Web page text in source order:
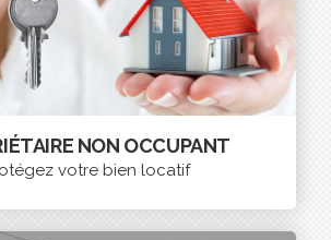
NON OCCUPANT
votre bien locatif